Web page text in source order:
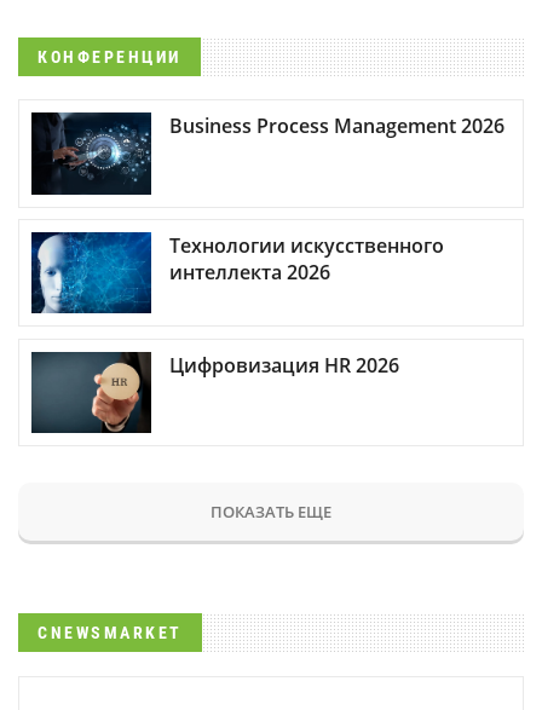
КОНФЕРЕНЦИИ
Business Process Management 2026
Технологии искусственного
интеллекта 2026
Цифровизация HR 2026
ПОКАЗАТЬ ЕЩЕ
CNEWSMARKET